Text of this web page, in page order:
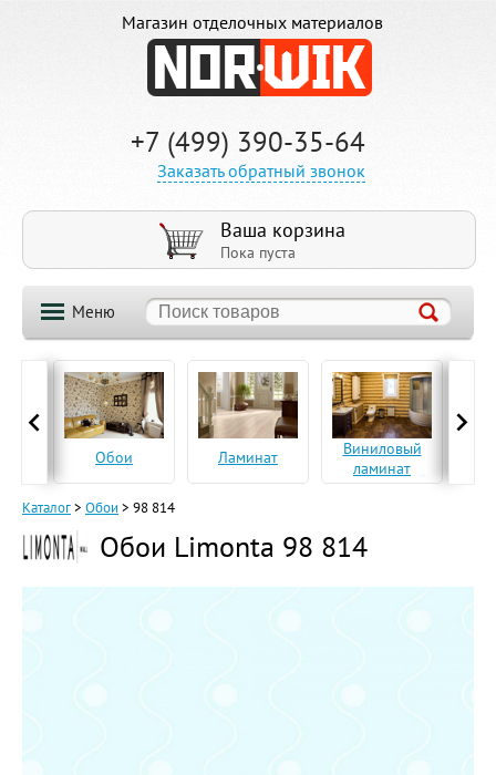
Магазин отделочных материалов
+7 (499) 390-35-64
Заказать обратный звонок
Ваша корзина
Пока пуста
Меню
Обои Ламинат
Виниловый
ламинат
Каталог> Обои> 98 814
Обои Limonta 98 814